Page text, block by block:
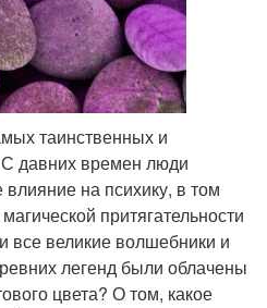
таинственных и
С давних времен люди
на психику, в том
притягательности
все великие волшебники и
легенд были облачены
цвета? О том, какое